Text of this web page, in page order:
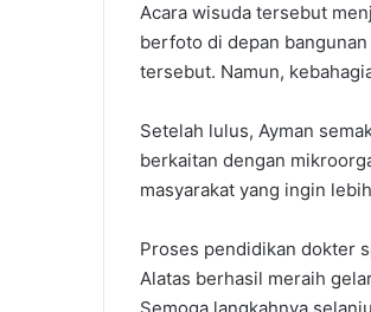
Acara wisuda tersebut
berfoto di depan
tersebut. Namun,
Setelah lulus, Ayman
berkaitan dengan
masyarakat yang ingin
Proses pendidikan dokter
Alatas berhasil meraih